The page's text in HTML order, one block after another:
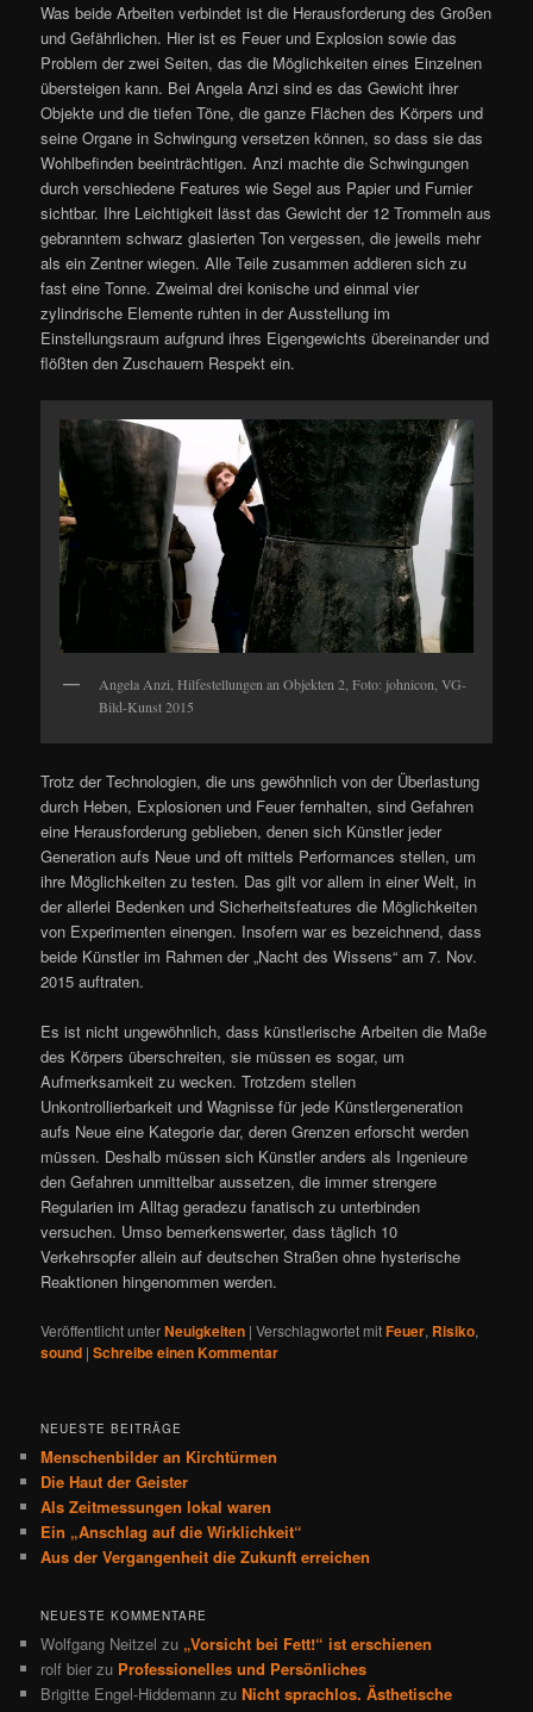
Was beide Arbeiten verbindet ist die Herausforderung des Großen
und Gefährlichen. Hier ist es Feuer und Explosion sowie das
Problem der zwei Seiten, das die Möglichkeiten eines Einzelnen
übersteigen kann. Bei Angela Anzi sind es das Gewicht ihrer
Objekte und die tiefen Töne, die ganze Flächen des Körpers und
seine Organe in Schwingung versetzen können, so dass sie das
Wohlbefinden beeinträchtigen. Anzi machte die Schwingungen
durch verschiedene Features wie Segel aus Papier und Furnier
sichtbar. Ihre Leichtigkeit lässt das Gewicht der 12 Trommeln aus
gebranntem schwarz glasierten Ton vergessen, die jeweils mehr
als ein Zentner wiegen. Alle Teile zusammen addieren sich zu
fast eine Tonne. Zweimal drei konische und einmal vier
zylindrische Elemente ruhten in der Ausstellung im
Einstellungsraum aufgrund ihres Eigengewichts übereinander und
flößten den Zuschauern Respekt ein.
Angela Anzi, Hilfestellungen an Objekten 2, Foto: johnicon, VG-
Bild-Kunst 2015
Trotz der Technologien, die uns gewöhnlich von der Überlastung
durch Heben, Explosionen und Feuer fernhalten, sind Gefahren
eine Herausforderung geblieben, denen sich Künstler jeder
Generation aufs Neue und oft mittels Performances stellen, um
ihre Möglichkeiten zu testen. Das gilt vor allem in einer Welt, in
der allerlei Bedenken und Sicherheitsfeatures die Möglichkeiten
von Experimenten einengen. Insofern war es bezeichnend, dass
beide Künstler im Rahmen der „Nacht des Wissens“ am 7. Nov.
2015 auftraten.
Es ist nicht ungewöhnlich, dass künstlerische Arbeiten die Maße
des Körpers überschreiten, sie müssen es sogar, um
Aufmerksamkeit zu wecken. Trotzdem stellen
Unkontrollierbarkeit und Wagnisse für jede Künstlergeneration
aufs Neue eine Kategorie dar, deren Grenzen erforscht werden
müssen. Deshalb müssen sich Künstler anders als Ingenieure
den Gefahren unmittelbar aussetzen, die immer strengere
Regularien im Alltag geradezu fanatisch zu unterbinden
versuchen. Umso bemerkenswerter, dass täglich 10
Verkehrsopfer allein auf deutschen Straßen ohne hysterische
Reaktionen hingenommen werden.
Veröffentlicht unterNeuigkeiten |Verschlagwortet mitFeuer, Risiko,
sound |Schreibe einen Kommentar
NEUESTE BEITRÄGE
Menschenbilder an Kirchtürmen
Die Haut der Geister
Als Zeitmessungen lokal waren
Ein „Anschlag auf die Wirklichkeit“
Aus der Vergangenheit die Zukunft erreichen
NEUESTE KOMMENTARE
Wolfgang Neitzel zu „Vorsicht bei Fett!“ ist erschienen
rolf bier zu Professionelles und Persönliches
Brigitte Engel-Hiddemann zuNicht sprachlos. Ästhetische